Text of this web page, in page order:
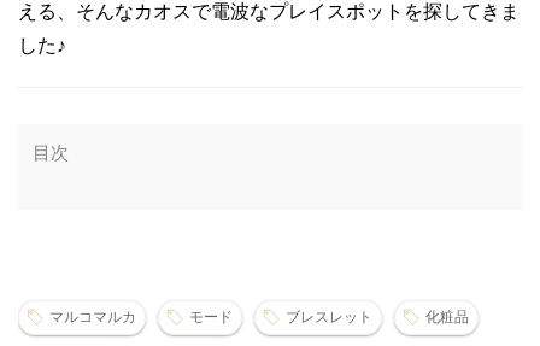
える、そんなカオスで電波なプレイスポットを探してきま
した♪
目次
マルコマルカ モード ブレスレット 化粧品